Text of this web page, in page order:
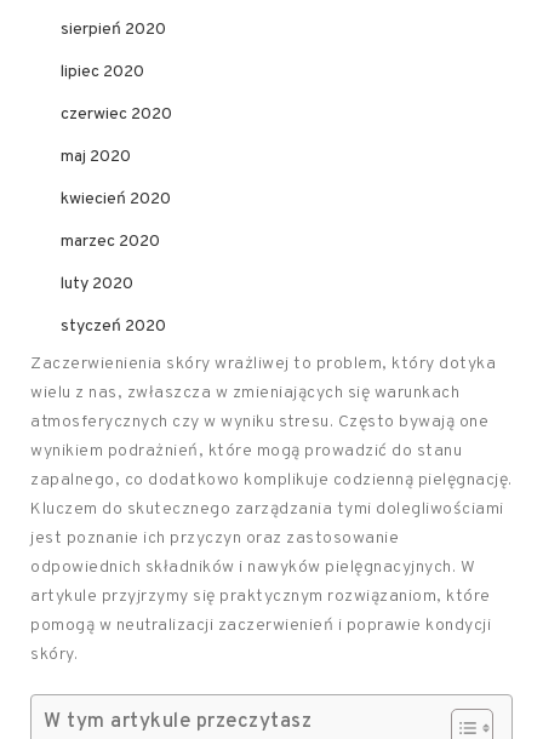
sierpień 2020
lipiec 2020
czerwiec 2020
maj 2020
kwiecień 2020
marzec 2020
luty 2020
styczeń 2020
Zaczerwienienia skóry wrażliwej to problem, który dotyka
wielu z nas, zwłaszcza w zmieniających się warunkach
atmosferycznych czy w wyniku stresu. Często bywają one
wynikiem podrażnień, które mogą prowadzić do stanu
zapalnego, co dodatkowo komplikuje codzienną pielęgnację.
Kluczem do skutecznego zarządzania tymi dolegliwościami
jest poznanie ich przyczyn oraz zastosowanie
odpowiednich składników i nawyków pielęgnacyjnych. W
artykule przyjrzymy się praktycznym rozwiązaniom, które
pomogą w neutralizacji zaczerwienień i poprawie kondycji
skóry.
W tym artykule przeczytasz